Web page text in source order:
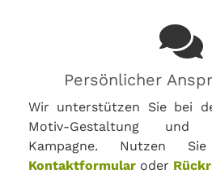
Persönlicher
Wir unterstützen Sie bei
Motiv-Gestaltung und
Kampagne. Nutzen
Kontaktformular oder